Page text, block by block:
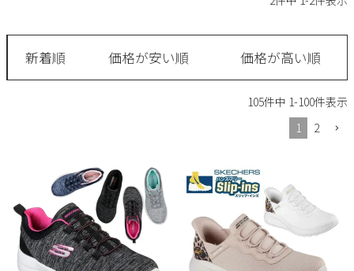
スニーカー
ワークシューズ
ブーツ
ウェア
レインシューズ
スニーカー
カジュアルシューズ
ワークシューズ
サンダル
スクール
フォーマル
ブーツ
キッズ新入荷
SALE
メンズSALE
キッズSALE
すべての商品
リュック
ボディバッグ
すべての商品
ケア用品
詳細検索
新着順 価格が安い順 価格が高い順
105件中 1-100件表示
1
2